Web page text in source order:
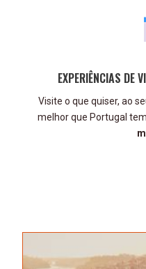
EXPERIÊNCIAS DE
Visite o que quiser, ao
melhor que Portugal